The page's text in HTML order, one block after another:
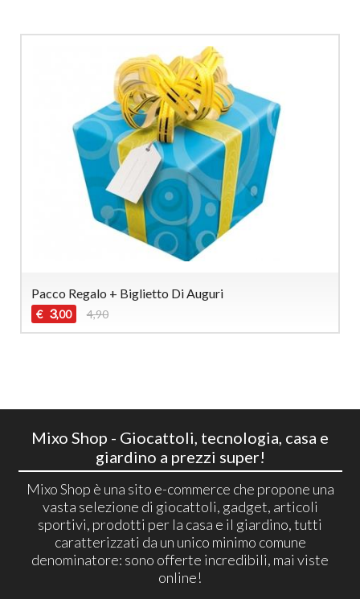
Pacco Regalo + Biglietto Di Auguri
€ 3,00 4,90
Mixo Shop - Giocattoli, tecnologia, casa e
giardino a prezzi super!
Mixo Shop è una sito e-commerce che propone una
vasta selezione di giocattoli, gadget, articoli
sportivi, prodotti per la casa e il giardino, tutti
caratterizzati da un unico minimo comune
denominatore: sono offerte incredibili, mai viste
online!